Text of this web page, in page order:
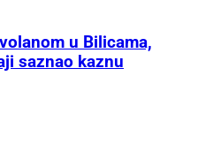
u Bilicama,
saznao kaznu